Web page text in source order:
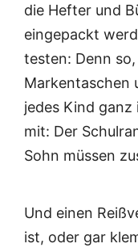
die Hefter und
eingepackt
testen: Denn
Markentaschen
jedes Kind ganz
mit: Der
Sohn müssen
Und einen
ist, oder gar